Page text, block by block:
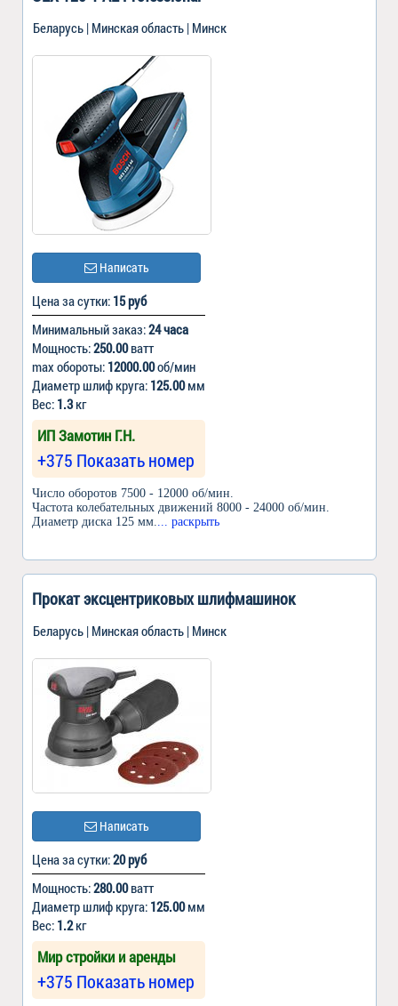
Беларусь | Минская область | Минск
Написать
Цена за сутки: 15 руб
Минимальный заказ:24 часа
Мощность:250.00ватт
max обороты: 12000.00об/мин
Диаметр шлиф круга: 125.00мм
Вес: 1.3кг
ИП Замотин Г.Н.
+375 Показать номер
Число оборотов 7500 - 12000 об/мин.
Частота колебательных движений 8000 - 24000 об/мин.
Диаметр диска 125 мм.
... раскрыть
Прокат эксцентриковых шлифмашинок
Беларусь | Минская область | Минск
Написать
Цена за сутки:20 руб
Мощность:280.00ватт
Диаметр шлиф круга: 125.00мм
Вес: 1.2кг
Мир стройки и аренды
+375 Показать номер